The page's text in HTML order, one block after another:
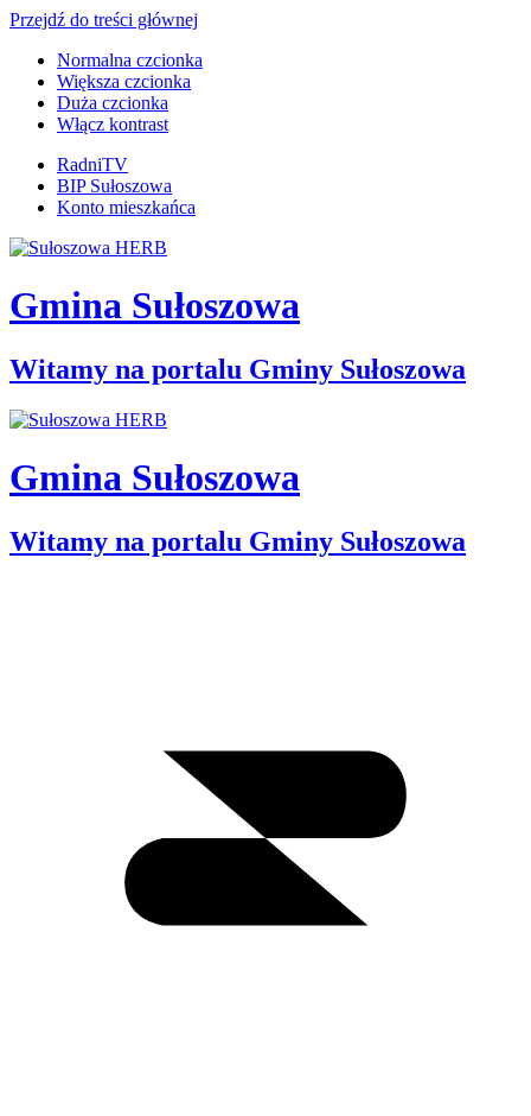
Przejdź do treści głównej
Normalna czcionka
Większa czcionka
Duża czcionka
Włącz kontrast
RadniTV
BIP Sułoszowa
Konto mieszkańca
Gmina Sułoszowa
Witamy na portalu Gminy Sułoszowa
Gmina Sułoszowa
Witamy na portalu Gminy Sułoszowa